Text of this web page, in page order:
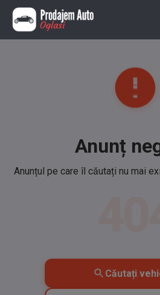
Anunț
Anunțul pe care îl căutați nu mai
Căutați